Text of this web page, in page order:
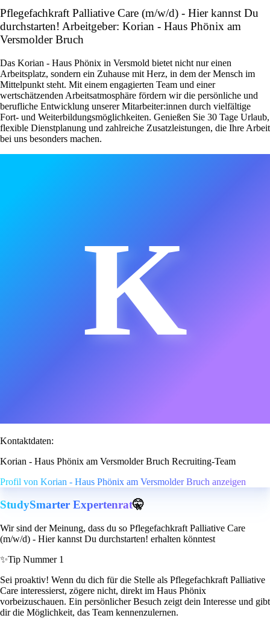
Pflegefachkraft Palliative Care (m/w/d) - Hier kannst Du
durchstarten! Arbeitgeber: Korian - Haus Phönix am
Versmolder Bruch
Das Korian - Haus Phönix in Versmold bietet nicht nur einen
Arbeitsplatz, sondern ein Zuhause mit Herz, in dem der Mensch im
Mittelpunkt steht. Mit einem engagierten Team und einer
wertschätzenden Arbeitsatmosphäre fördern wir die persönliche und
berufliche Entwicklung unserer Mitarbeiter:innen durch vielfältige
Fort- und Weiterbildungsmöglichkeiten. Genießen Sie 30 Tage Urlaub,
flexible Dienstplanung und zahlreiche Zusatzleistungen, die Ihre Arbeit
bei uns besonders machen.
K
Kontaktdaten:
Korian - Haus Phönix am Versmolder Bruch Recruiting-Team
Profil von Korian - Haus Phönix am Versmolder Bruch anzeigen
StudySmarter Expertenrat🤫
Wir sind der Meinung, dass du so Pflegefachkraft Palliative Care
(m/w/d) - Hier kannst Du durchstarten! erhalten könntest
✨Tip Nummer 1
Sei proaktiv! Wenn du dich für die Stelle als Pflegefachkraft Palliative
Care interessierst, zögere nicht, direkt im Haus Phönix
vorbeizuschauen. Ein persönlicher Besuch zeigt dein Interesse und gibt
dir die Möglichkeit, das Team kennenzulernen.